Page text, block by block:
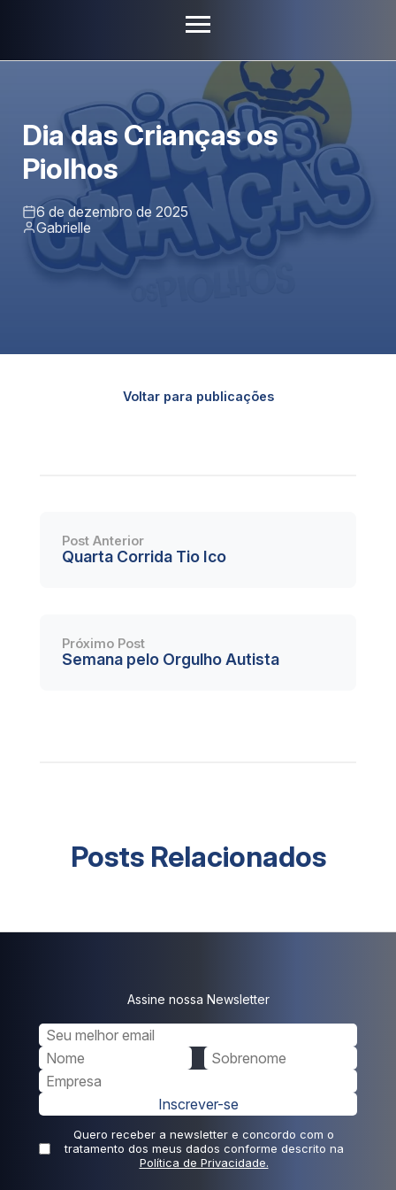
Dia das Crianças os
Piolhos
6 de dezembro de 2025
Gabrielle
Voltar para publicações
Post Anterior
Quarta Corrida Tio Ico
Próximo Post
Semana pelo Orgulho Autista
Posts Relacionados
Assine nossa Newsletter
Inscrever-se
Quero receber a newsletter e concordo com o
tratamento dos meus dados conforme descrito na
Política de Privacidade.